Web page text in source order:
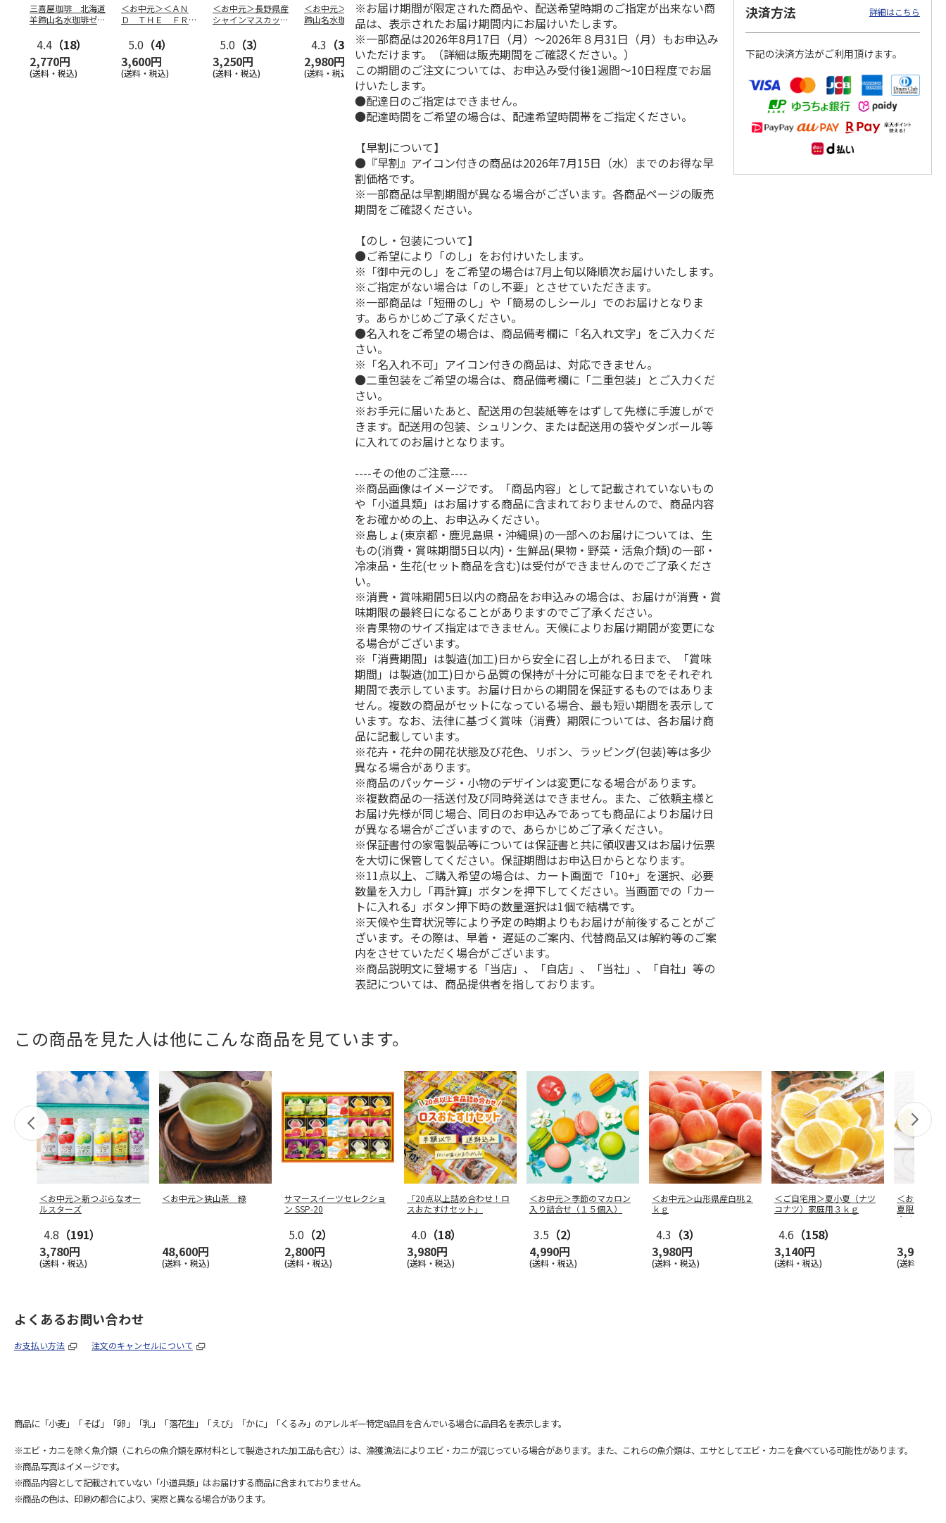
三喜屋珈琲 北海道
羊蹄山名水珈琲ゼリ
4.4 （18）
2,770円
(送料・税込)
＜お中元＞＜ＡＮ
Ｄ ＴＨＥ ＦＲＩ
ト５種
…
5.0 （4）
3,600円
(送料・税込)
＜お中元＞長野県産
シャインマスカット
5.0 （3）
3,250円
(送料・税込)
＜お中元＞北海道羊
蹄山名水珈琲ゼリー
4.3 （3）
2,980円
(送料・税込)
＜お中元＞＜ひとと
え＞３層デザートジ
ュレパフェ～国産フ
ルー…
4.7（10）
2,980円
(送料・税込)
＜お中元＞＜銀座千
疋屋＞銀座ゼリー９
個
5.0（5）
3,240円
(送料・税込)
バンホーテン「チョ
コレートシロップポ
ーション」
30g×21…
4,980円
(送料・税込)
＜沼津深海プリン工
3,900円
(送料・税込)
【冷凍】三國シェフ
推奨 2種のブリュレ
6個セット(クレー…
4,320円
＜お中元＞＜ねんり
ん家＞夏限定 ひと
くちバーム詰合せ
3,980円
(送料・税込)
※お届け期間が限定された商品や、配送希望時期のご指定が出来ない商
品は、表示されたお届け期間内にお届けいたします。
※一部商品は2026年8月17日（月）～2026年８月31日（月）もお申込み
いただけます。（詳細は販売期間をご確認ください。）
この期間のご注文については、お申込み受付後1週間～10日程度でお届
けいたします。
●配達日のご指定はできません。
●配達時間をご希望の場合は、配達希望時間帯をご指定ください。
【早割について】
●『早割』アイコン付きの商品は2026年7月15日（水）までのお得な早
割価格です。
※一部商品は早割期間が異なる場合がございます。各商品ページの販売
期間をご確認ください。
【のし・包装について】
●ご希望により「のし」をお付けいたします。
※「御中元のし」をご希望の場合は7月上旬以降順次お届けいたします。
※ご指定がない場合は「のし不要」とさせていただきます。
※一部商品は「短冊のし」や「簡易のしシール」でのお届けとなりま
す。あらかじめご了承ください。
●名入れをご希望の場合は、商品備考欄に「名入れ文字」をご入力くだ
さい。
※「名入れ不可」アイコン付きの商品は、対応できません。
●二重包装をご希望の場合は、商品備考欄に「二重包装」とご入力くだ
さい。
※お手元に届いたあと、配送用の包装紙等をはずして先様に手渡しがで
きます。配送用の包装、シュリンク、または配送用の袋やダンボール等
に入れてのお届けとなります。
----その他のご注意----
※商品画像はイメージです。「商品内容」として記載されていないもの
や「小道具類」はお届けする商品に含まれておりませんので、商品内容
をお確かめの上、お申込みください。
※島しょ(東京都・鹿児島県・沖縄県)の一部へのお届けについては、生
もの(消費・賞味期間5日以内)・生鮮品(果物・野菜・活魚介類)の一部・
冷凍品・生花(セット商品を含む)は受付ができませんのでご了承くださ
い。
※消費・賞味期間5日以内の商品をお申込みの場合は、お届けが消費・賞
味期限の最終日になることがありますのでご了承ください。
※青果物のサイズ指定はできません。天候によりお届け期間が変更にな
る場合がございます。
※「消費期間」は製造(加工)日から安全に召し上がれる日まで、「賞味
期間」は製造(加工)日から品質の保持が十分に可能な日までをそれぞれ
期間で表示しています。お届け日からの期間を保証するものではありま
せん。複数の商品がセットになっている場合、最も短い期間を表示して
います。なお、法律に基づく賞味（消費）期限については、各お届け商
品に記載しています。
※花卉・花弁の開花状態及び花色、リボン、ラッピング(包装)等は多少
異なる場合があります。
※商品のパッケージ・小物のデザインは変更になる場合があります。
※複数商品の一括送付及び同時発送はできません。また、ご依頼主様と
お届け先様が同じ場合、同日のお申込みであっても商品によりお届け日
が異なる場合がございますので、あらかじめご了承ください。
※保証書付の家電製品等については保証書と共に領収書又はお届け伝票
を大切に保管してください。保証期間はお申込日からとなります。
※11点以上、ご購入希望の場合は、カート画面で「10+」を選択、必要
数量を入力し「再計算」ボタンを押下してください。当画面での「カー
トに入れる」ボタン押下時の数量選択は1個で結構です。
※天候や生育状況等により予定の時期よりもお届けが前後することがご
ざいます。その際は、早着・ 遅延のご案内、代替商品又は解約等のご案
内をさせていただく場合がございます。
※商品説明文に登場する「当店」、「自店」、「当社」、「自社」等の
表記については、商品提供者を指しております。
決済方法 詳細はこちら
下記の決済方法がご利用頂けます。
この商品を見た人は他にこんな商品を見ています。
＜お中元＞新つぶらなオー
ルスターズ
4.8 （191）
3,780円
(送料・税込)
＜お中元＞狭山茶 緑
48,600円
(送料・税込)
サマースイーツセレクショ
ン SSP-20
5.0 （2）
2,800円
(送料・税込)
「20点以上詰め合わせ！ロ
スおたすけセット」
4.0 （18）
3,980円
(送料・税込)
＜お中元＞季節のマカロン
入り詰合せ（１５個入）
3.5 （2）
4,990円
(送料・税込)
＜お中元＞山形県産白桃２
ｋｇ
4.3 （3）
3,980円
(送料・税込)
＜ご自宅用＞夏小夏（ナツ
コナツ）家庭用３ｋｇ
4.6 （158）
3,140円
(送料・税込)
＜お中元＞
夏限定 ひ
合せ ４種
3,980円
(送料・税込)
よくあるお問い合わせ
お支払い方法 注文のキャンセルについて
商品に「小麦」「そば」「卵」「乳」「落花生」「えび」「かに」「くるみ」のアレルギー特定8品目を含んでいる場合に品目名を表示します。
※エビ・カニを除く魚介類（これらの魚介類を原材料として製造された加工品も含む）は、漁獲漁法によりエビ・カニが混じっている場合があります。また、これらの魚介類は、エサとしてエビ・カニを食べている可能性があります。
※商品写真はイメージです。
※商品内容として記載されていない「小道具類」はお届けする商品に含まれておりません。
※商品の色は、印刷の都合により、実際と異なる場合があります。